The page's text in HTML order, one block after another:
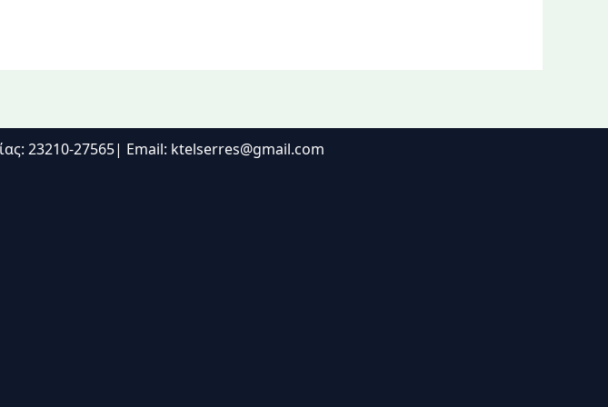
23210-27565| Email: ktelserres@gmail.com